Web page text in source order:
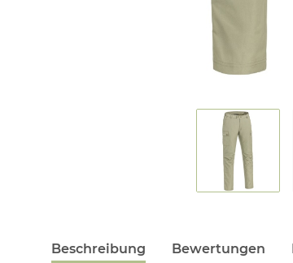
Beschreibung Bewertungen